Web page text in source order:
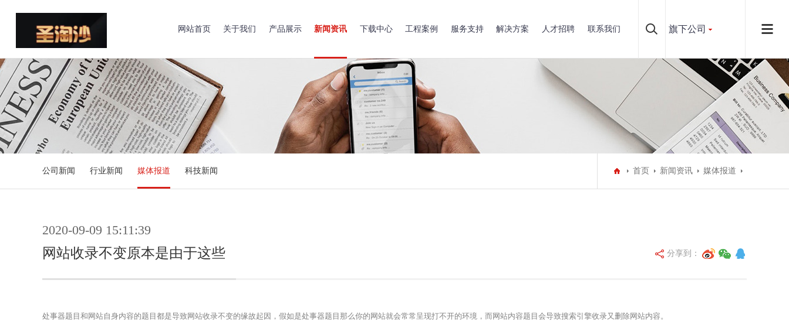
网站首页 关于我们 产品展示 新闻资讯 下载中心 工程案例 服务支持 解决方案 人才招聘 联系我们 旗下公司
公司新闻 行业新闻 媒体报道 科技新闻 首页 新闻资讯 媒体报道
2020-09-09 15:11:39
网站收录不变原本是由于这些 分享到：
处事器题目和网站自身内容的题目都是导致网站收录不变的缘故起因，假如是处事器题目那么你的网站就会常常呈现打不开的环境，而网站内容题目会导致搜索引擎收录又删除网站内容。